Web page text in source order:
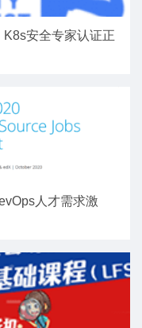
安全专家认证正
人才需求激